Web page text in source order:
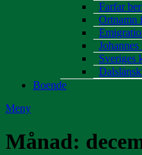
Farfar
Ortnamn
Sveriges
Boende
Meny
Månad: